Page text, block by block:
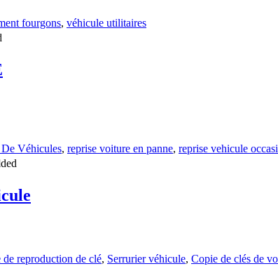
fourgons, véhicule utilitaires
Véhicules, reprise voiture en panne, reprise vehicule
de reproduction de clé, Serrurier véhicule, Copie de clés de